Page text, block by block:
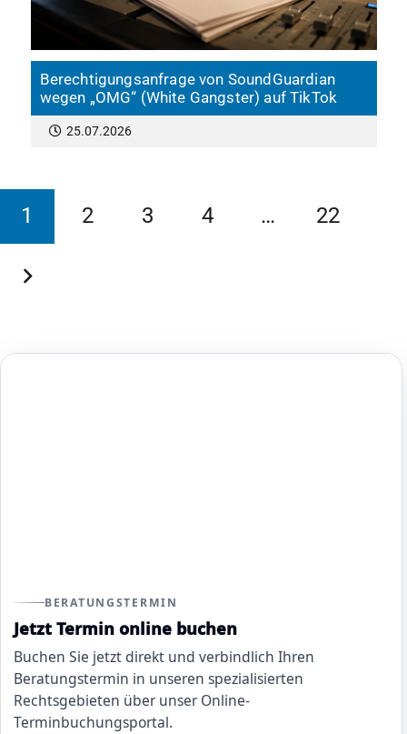
Berechtigungsanfrage von SoundGuardian
wegen „OMG“ (White Gangster) auf TikTok
25.07.2026
1 2 3 4 … 22
BERATUNGSTERMIN
Jetzt Termin online buchen
Buchen Sie jetzt direkt und verbindlich Ihren
Beratungstermin in unseren spezialisierten
Rechtsgebieten über unser Online-
Terminbuchungsportal.